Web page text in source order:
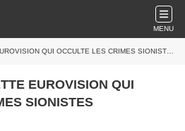
MENU
QUI OCCULTE LES CRIMES SIONISTES
EUROVISION QUI
SIONISTES